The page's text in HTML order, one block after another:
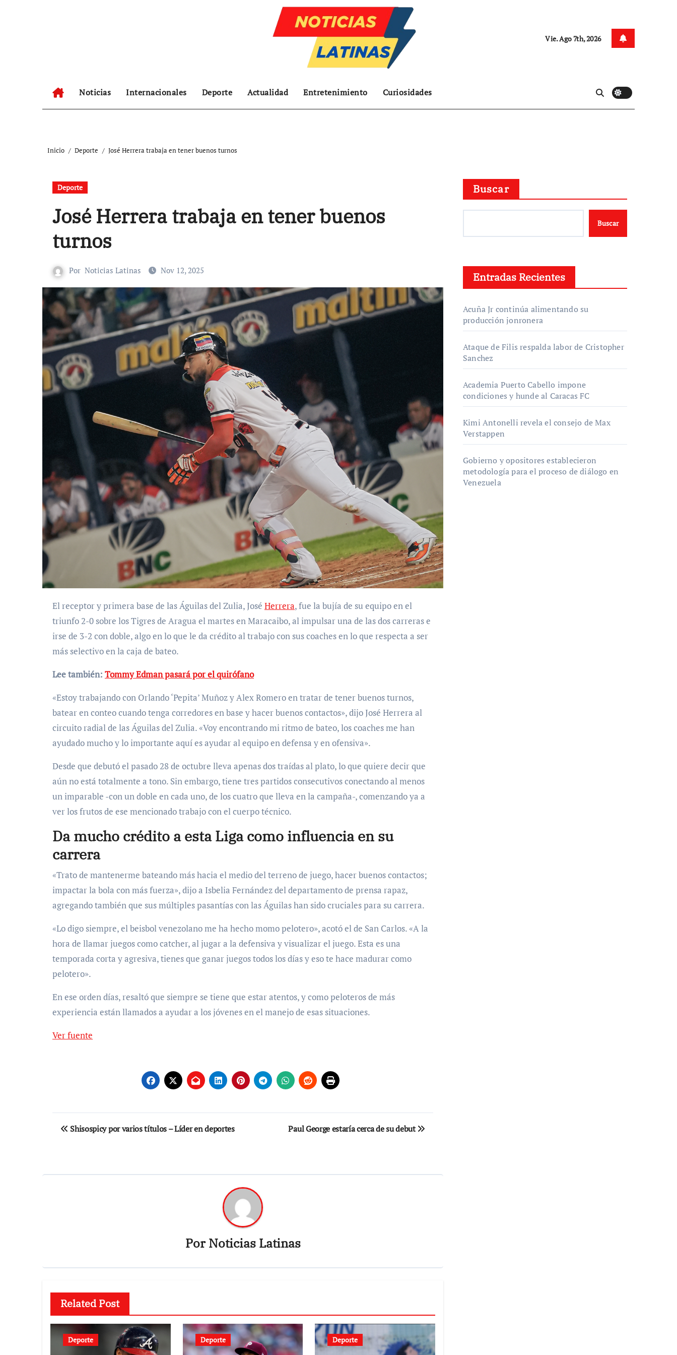
Vie. Ago 7th, 2026
Noticias Internacionales Deporte Actualidad Entretenimiento Curiosidades
Inicio Deporte José Herrera trabaja en tener buenos turnos
Deporte
José Herrera trabaja en tener buenos
turnos
Por Noticias Latinas Nov 12, 2025
El receptor y primera base de las Águilas del Zulia, José Herrera, fue la bujía de su equipo en el
triunfo 2-0 sobre los Tigres de Aragua el martes en Maracaibo, al impulsar una de las dos carreras e
irse de 3-2 con doble, algo en lo que le da crédito al trabajo con sus coaches en lo que respecta a ser
más selectivo en la caja de bateo.
Lee también: Tommy Edman pasará por el quirófano
«Estoy trabajando con Orlando ‘Pepita’ Muñoz y Alex Romero en tratar de tener buenos turnos,
batear en conteo cuando tenga corredores en base y hacer buenos contactos», dijo José Herrera al
circuito radial de las Águilas del Zulia. «Voy encontrando mi ritmo de bateo, los coaches me han
ayudado mucho y lo importante aquí es ayudar al equipo en defensa y en ofensiva».
Desde que debutó el pasado 28 de octubre lleva apenas dos traídas al plato, lo que quiere decir que
aún no está totalmente a tono. Sin embargo, tiene tres partidos consecutivos conectando al menos
un imparable -con un doble en cada uno, de los cuatro que lleva en la campaña-, comenzando ya a
ver los frutos de ese mencionado trabajo con el cuerpo técnico.
Da mucho crédito a esta Liga como influencia en su
carrera
«Trato de mantenerme bateando más hacia el medio del terreno de juego, hacer buenos contactos;
impactar la bola con más fuerza», dijo a Isbelia Fernández del departamento de prensa rapaz,
agregando también que sus múltiples pasantías con las Águilas han sido cruciales para su carrera.
«Lo digo siempre, el beisbol venezolano me ha hecho momo pelotero», acotó el de San Carlos. «A la
hora de llamar juegos como catcher, al jugar a la defensiva y visualizar el juego. Esta es una
temporada corta y agresiva, tienes que ganar juegos todos los días y eso te hace madurar como
pelotero».
En ese orden días, resaltó que siempre se tiene que estar atentos, y como peloteros de más
experiencia están llamados a ayudar a los jóvenes en el manejo de esas situaciones.
Ver fuente
Navegación
Shisospicy por varios títulos – Líder en deportes Paul George estaría cerca de su debut
PorNoticias Latinas
Related Post
Deporte Deporte Deporte
Buscar
Buscar
Entradas Recientes
Acuña Jr continúa alimentando su
producción jonronera
Ataque de Filis respalda labor de Cristopher
Sanchez
Academia Puerto Cabello impone
condiciones y hunde al Caracas FC
Kimi Antonelli revela el consejo de Max
Verstappen
Gobierno y opositores establecieron
metodología para el proceso de diálogo en
Venezuela